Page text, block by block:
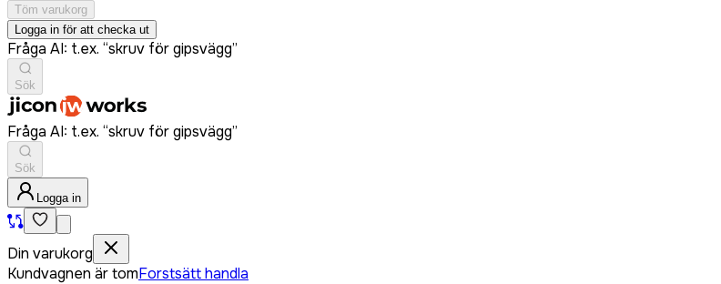
Töm varukorg
Logga in för att checka ut
Fråga AI: t.ex. “skruv för gipsvägg”
Sök
Fråga AI: t.ex. “skruv för gipsvägg”
Sök
Logga in
Din varukorg
Kundvagnen är tomForstsätt handla